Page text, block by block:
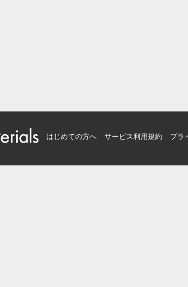
はじめての方へ サービス利用規約 プラ